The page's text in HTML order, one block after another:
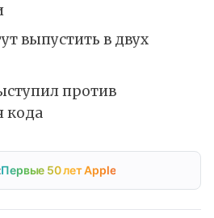
выпустить в двух
против
кода
Первые 50 лет Apple